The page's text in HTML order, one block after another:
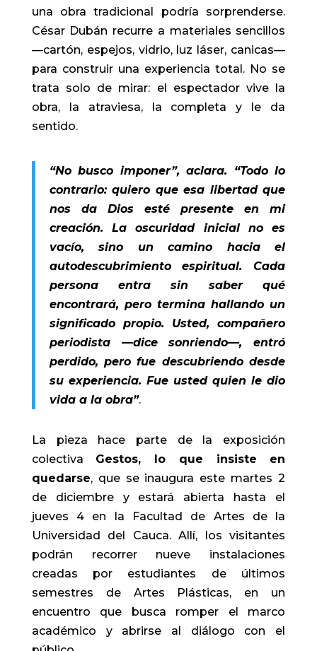
una obra tradicional podría sorprenderse.
César Dubán recurre a materiales sencillos
—cartón, espejos, vidrio, luz láser, canicas—
para construir una experiencia total. No se
trata solo de mirar: el espectador vive la
obra, la atraviesa, la completa y le da
sentido.
“No busco imponer”, aclara. “Todo lo
contrario: quiero que esa libertad que
nos da Dios esté presente en mi
creación. La oscuridad inicial no es
vacío, sino un camino hacia el
autodescubrimiento espiritual. Cada
persona entra sin saber qué
encontrará, pero termina hallando un
significado propio. Usted, compañero
periodista —dice sonriendo—, entró
perdido, pero fue descubriendo desde
su experiencia. Fue usted quien le dio
vida a la obra”.
La pieza hace parte de la exposición
colectiva Gestos, lo que insiste en
quedarse, que se inaugura este martes 2
de diciembre y estará abierta hasta el
jueves 4 en la Facultad de Artes de la
Universidad del Cauca. Allí, los visitantes
podrán recorrer nueve instalaciones
creadas por estudiantes de últimos
semestres de Artes Plásticas, en un
encuentro que busca romper el marco
académico y abrirse al diálogo con el